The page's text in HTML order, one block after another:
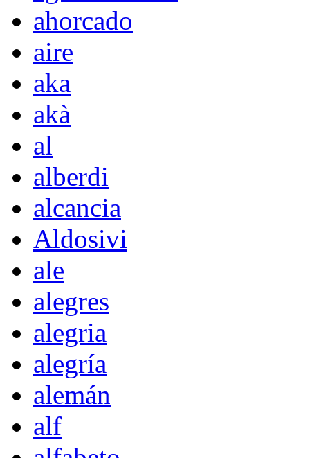
ahorcado
aire
aka
akà
al
alberdi
alcancia
Aldosivi
ale
alegres
alegria
alegría
alemán
alf